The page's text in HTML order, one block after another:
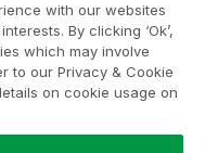
with our websites
By clicking ‘Ok’,
which may involve
to our Privacy & Cookie
on cookie usage on